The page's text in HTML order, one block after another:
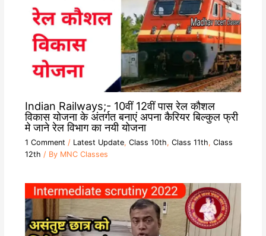
Indian Railways;- 10वीं 12वीं पास रेल कौशल
विकास योजना के अंतर्गत बनाएं अपना कैरियर बिल्कुल फ्री
मे जाने रेल विभाग का नयी योजना
1 Comment / Latest Update, Class 10th, Class 11th, Class
12th / By MNC Classes